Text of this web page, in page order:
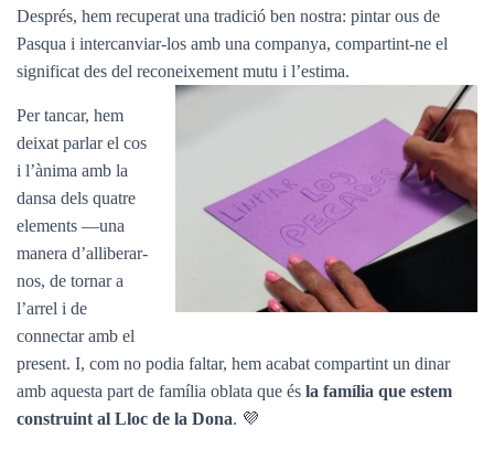
Després, hem recuperat una tradició ben nostra: pintar ous de
Pasqua i intercanviar-los amb una companya, compartint-ne el
significat des del reconeixement mutu i l’estima.
Per tancar, hem
deixat parlar el cos
i l’ànima amb la
dansa dels quatre
elements —una
manera d’alliberar-
nos, de tornar a
l’arrel i de
connectar amb el
present. I, com no podia faltar, hem acabat compartint un dinar
amb aquesta part de família oblata que és la família que estem
construint al Lloc de la Dona. 💜